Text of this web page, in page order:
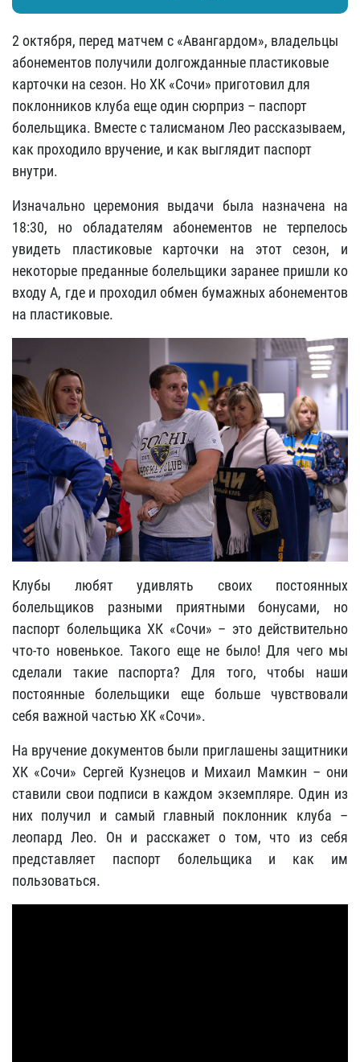
​2 октября, перед матчем с «Авангардом», владельцы
абонементов получили долгожданные пластиковые
карточки на сезон. Но ХК «Сочи» приготовил для
поклонников клуба еще один сюрприз – паспорт
болельщика. Вместе с талисманом Лео рассказываем,
как проходило вручение, и как выглядит паспорт
внутри.
Изначально церемония выдачи была назначена на
18:30, но обладателям абонементов не терпелось
увидеть пластиковые карточки на этот сезон, и
некоторые преданные болельщики заранее пришли ко
входу А, где и проходил обмен бумажных абонементов
на пластиковые.
Клубы любят удивлять своих постоянных
болельщиков разными приятными бонусами, но
паспорт болельщика ХК «Сочи» – это действительно
что-то новенькое. Такого еще не было! Для чего мы
сделали такие паспорта? Для того, чтобы наши
постоянные болельщики еще больше чувствовали
себя важной частью ХК «Сочи».
На вручение документов были приглашены защитники
ХК «Сочи» Сергей Кузнецов и Михаил Мамкин – они
ставили свои подписи в каждом экземпляре. Один из
них получил и самый главный поклонник клуба –
леопард Лео. Он и расскажет о том, что из себя
представляет паспорт болельщика и как им
пользоваться.